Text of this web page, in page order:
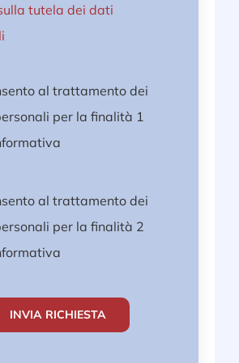
tutela dei dati
al trattamento dei
per la finalità 1
al trattamento dei
per la finalità 2
INVIA RICHIESTA